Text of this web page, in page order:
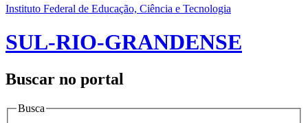
Instituto Federal de Educação, Ciência e Tecnologia
SUL-RIO-GRANDENSE
Buscar no portal
Busca